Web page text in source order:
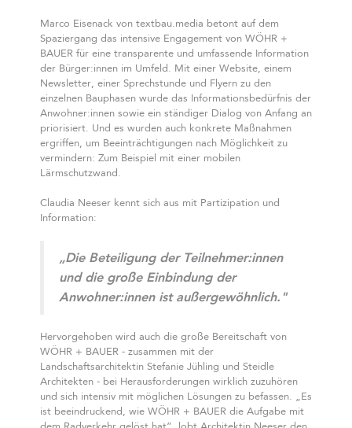
Marco Eisenack von textbau.media betont auf dem
Spaziergang das intensive Engagement von WÖHR +
BAUER für eine transparente und umfassende Information
der Bürger:innen im Umfeld. Mit einer Website, einem
Newsletter, einer Sprechstunde und Flyern zu den
einzelnen Bauphasen wurde das Informationsbedürfnis der
Anwohner:innen sowie ein ständiger Dialog von Anfang an
priorisiert. Und es wurden auch konkrete Maßnahmen
ergriffen, um Beeinträchtigungen nach Möglichkeit zu
vermindern: Zum Beispiel mit einer mobilen
Lärmschutzwand.
Claudia Neeser kennt sich aus mit Partizipation und
Information:
„Die Beteiligung der Teilnehmer:innen
und die große Einbindung der
Anwohner:innen ist außergewöhnlich."
Hervorgehoben wird auch die große Bereitschaft von
WÖHR + BAUER - zusammen mit der
Landschaftsarchitektin Stefanie Jühling und Steidle
Architekten - bei Herausforderungen wirklich zuzuhören
und sich intensiv mit möglichen Lösungen zu befassen. „Es
ist beeindruckend, wie WÖHR + BAUER die Aufgabe mit